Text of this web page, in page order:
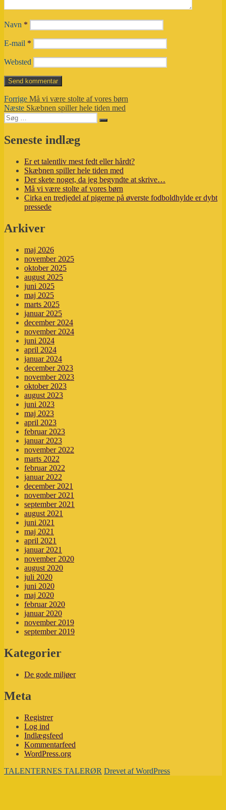
Navn *
E-mail *
Websted
Indlægsnavigation
Forrige Forrige
indlæg:
Må vi være stolte af vores børn
Næste Næste
indlæg:
Skæbnen spiller hele tiden med
Søg
efter:
Søg
Seneste indlæg
Er et talentliv mest fedt eller hårdt?
Skæbnen spiller hele tiden med
Der skete noget, da jeg begyndte at skrive…
Må vi være stolte af vores børn
Cirka en tredjedel af pigerne på øverste fodboldhylde er dybt
pressede
Arkiver
maj 2026
november 2025
oktober 2025
august 2025
juni 2025
maj 2025
marts 2025
januar 2025
december 2024
november 2024
juni 2024
april 2024
januar 2024
december 2023
november 2023
oktober 2023
august 2023
juni 2023
maj 2023
april 2023
februar 2023
januar 2023
november 2022
marts 2022
februar 2022
januar 2022
december 2021
november 2021
september 2021
august 2021
juni 2021
maj 2021
april 2021
januar 2021
november 2020
august 2020
juli 2020
juni 2020
maj 2020
februar 2020
januar 2020
november 2019
september 2019
Kategorier
De gode miljøer
Meta
Registrer
Log ind
Indlægsfeed
Kommentarfeed
WordPress.org
TALENTERNES TALERØR Drevet af WordPress